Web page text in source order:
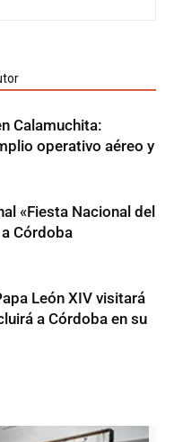
Calamuchita:
operativo aéreo y
«Fiesta Nacional del
Córdoba
León XIV visitará
a Córdoba en su